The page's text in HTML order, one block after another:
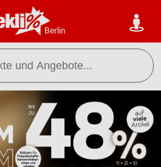
Berlin